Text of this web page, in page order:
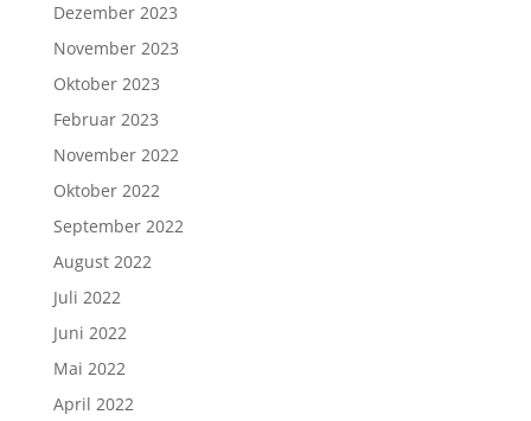
Dezember 2023
November 2023
Oktober 2023
Februar 2023
November 2022
Oktober 2022
September 2022
August 2022
Juli 2022
Juni 2022
Mai 2022
April 2022